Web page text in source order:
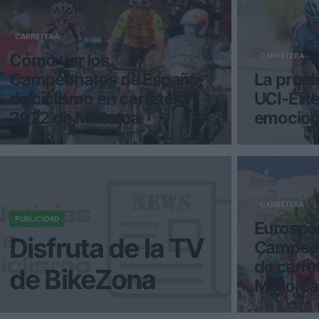
CARRETERA
Cómo ver los
Campeonatos de España
de ciclismo en carretera
2022 de Mallorca
El Campeonato de España de
CARRETERA
La
UCI-
Los
Juan
por
PUBLICIDAD
Disfruta de la TV
de BikeZona
CARRETERA
de
Mallorca
El